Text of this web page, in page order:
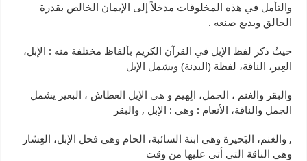
والتأمل في هذه المخلوقات مدخلاً إلى الإيمان الخالص بقدرة
الخالق وبديع صنعه .
حيثُ ذكر لفظ الإبل في القرآن الكريم بألفاظ مختلفة منه : الإبل،
العِير، الناقة، لفظة (البدنة) ويشمل الإبل
والبقر والغنم ، الجمل، الِهيم و هي الإبل العطاش ، البعير يشمل
الجمل والناقة، الأنعام : وهي : الإبل , والبقر
, والغنم، البَحيرة وهي ابنة السائبة، الحام وهي فحل الإبل، العِشَار
وهي الناقة التي أتى عليها من وقت